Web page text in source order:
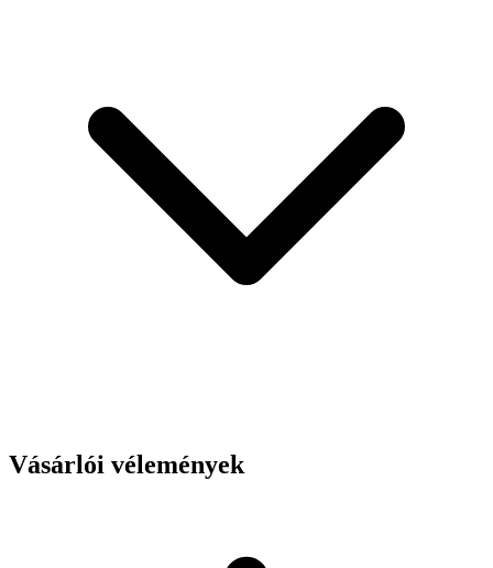
Vásárlói vélemények